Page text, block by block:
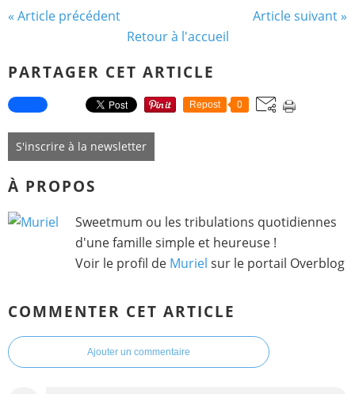
« Article précédent
Article suivant »
Retour à l'accueil
PARTAGER CET ARTICLE
Repost 0
S'inscrire à la newsletter
À PROPOS
Sweetmum ou les tribulations quotidiennes
d'une famille simple et heureuse !
Voir le profil de Muriel sur le portail Overblog
COMMENTER CET ARTICLE
Ajouter un commentaire